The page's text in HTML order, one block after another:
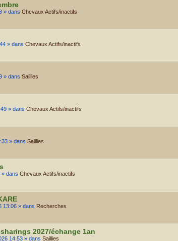
» dans Chevaux Actifs/inactifs
» dans Chevaux Actifs/inactifs
» dans Saillies
» dans Chevaux Actifs/inactifs
» dans Saillies
» dans Chevaux Actifs/inactifs
13:06 » dans Recherches
2027/échange 1an
14:53 » dans Saillies